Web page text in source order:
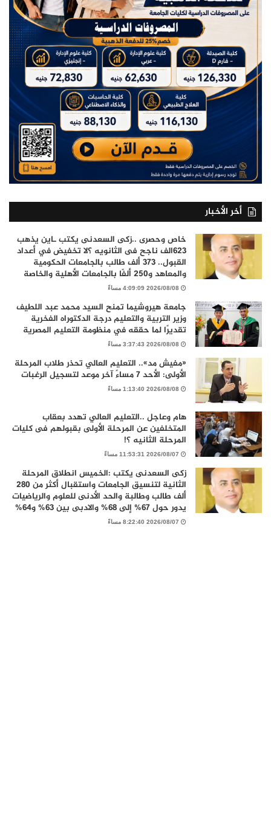
أخر الأخبار
خاص وحصرى ..زكى السعدنى يكتب ـاين يذهب
٦٢٣الف ناجح فى الثانويه ؟لا تخفيض في أعداد
القبول.. 373 ألف طالب بالجامعات الحكومية
والمعاهد و250 ألفًا بالجامعات الأهلية والخاصة
2026/08/08 4:09:09 مساءً
جامعة هيروشيما تمنح السيد محمد عبد اللطيف
وزير التربية والتعليم درجة الدكتوراه الفخرية
تقديرًا لما حققه في منظومة التعليم المصرية
2026/08/08 3:37:43 مساءً
«مفيش مد».. التعليم العالي تحذر طلاب المرحلة
الأولى: الأحد 7 مساءً آخر موعد لتسجيل الرغبات
2026/08/08 1:13:40 مساءً
هام وعاجل ..التعليم العالي تهدد بعقاب
المتخلفين عن المرحلة الأولى بقبولهم فى كليات
المرحلة الثانيه ؟!
2026/08/07 11:53:31 مساءً
زكى السعدنى يكتب :الخميس انطلاق المرحلة
الثانية لتنسيق الجامعات واستقبال أكثر من 280
ألف طالب وطالبة والحد الأدنى للعلوم والرياضيات
يدور حول 67% إلى 68% والادبى بين 63% و64%
2026/08/07 8:22:40 مساءً